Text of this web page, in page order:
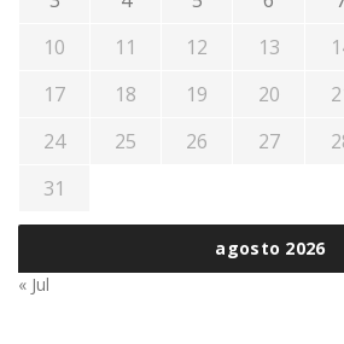
agosto 2026
10
11 12 13
17
18 19 20
24
25 26 27
31
« Jul